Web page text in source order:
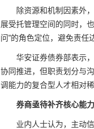
除资源和机制因素外，
展受托管理空间的同时，
问”的角色定位，避免责任
华安证券债券部表示
协同推进，但职责划分与
调能力的复合型人才相对
券商亟待补齐核心能力
业内人士认为，主动信